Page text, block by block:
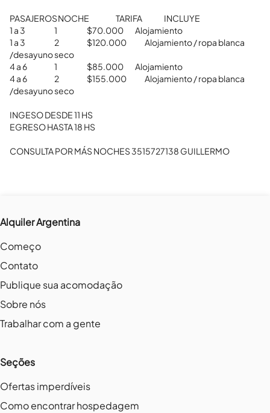
PASAJEROS	NOCHE			TARIFA			INCLUYE
1 a 3		             1 			$70.000 		Alojamiento
1 a 3		             2 			$120.000	        Alojamiento / ropa blanca
/desayuno seco
4 a 6		             1 			$85.000 		Alojamiento
4 a 6		             2 			$155.000	        Alojamiento / ropa blanca
/desayuno seco
INGESO DESDE 11 HS
EGRESO HASTA 18 HS
CONSULTA POR MÁS NOCHES 3515727138 GUILLERMO
Alquiler Argentina
Começo
Contato
Publique sua acomodação
Sobre nós
Trabalhar com a gente
Seções
Ofertas imperdíveis
Como encontrar hospedagem